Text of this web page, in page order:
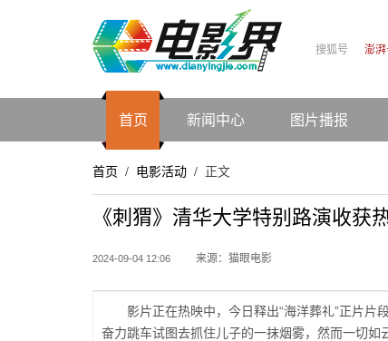
搜狐号 澎
首页 新闻中心 图片播报
首页 / 电影活动 / 正文
《刺猬》清华大学特别路演收获
2024-09-04 12:06 来源：猫眼电影
影片正在热映中，今日释出“海洋葬礼”正片
奋力跳车试图去抓住儿子的一抹烟雾，然而一切如